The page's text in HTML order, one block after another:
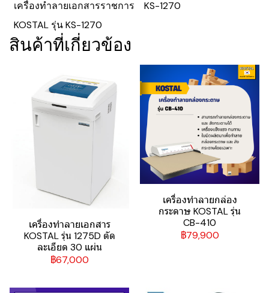
เครื่องทำลายเอกสารราชการ
KS-1270
KOSTAL รุ่น KS-1270
สินค้าที่เกี่ยวข้อง
เครื่องทำลายเอกสาร
KOSTAL รุ่น 1275D ตัด
ละเอียด 30 แผ่น
฿67,000
เครื่องทำลายกล่อง
กระดาษ KOSTAL รุ่น
CB-410
฿79,900